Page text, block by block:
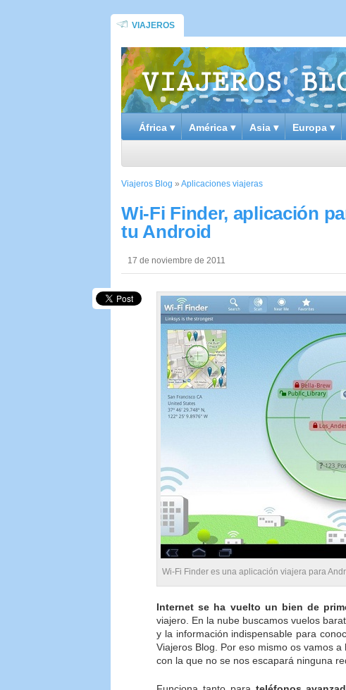
VIAJEROS
África ▾ América ▾ Asia ▾ Europa ▾
Viajeros Blog » Aplicaciones viajeras
Wi-Fi Finder, aplicación
tu Android
17 de noviembre de 2011
Wi-Fi Finder es una aplicación viajera para
Internet se ha vuelto un bien de
viajero. En la nube buscamos vuelos
y la información indispensable para
Viajeros Blog. Por eso mismo os vamos a
con la que no se nos escapará ninguna